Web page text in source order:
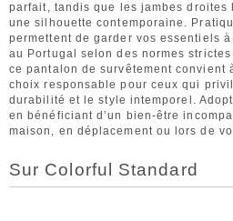
parfait, tandis que les jambes droites
une silhouette contemporaine.
permettent de garder vos essentiels
au Portugal selon des normes
ce pantalon de survêtement convient
choix responsable pour ceux qui
durabilité et le style intemporel.
en bénéficiant d’un bien-être
maison, en déplacement ou lors de
Sur Colorful Standard